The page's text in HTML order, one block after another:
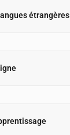
étrangères